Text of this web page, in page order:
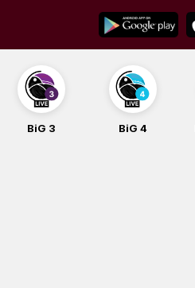
content
BiG 3 BiG 4